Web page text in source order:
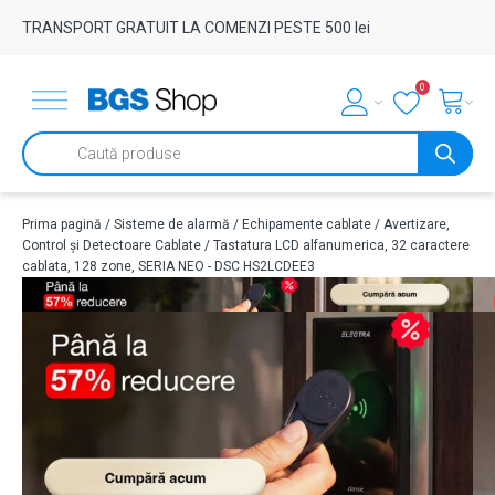
TRANSPORT GRATUIT LA COMENZI PESTE 500 lei
0
Products
search
Prima pagină / Sisteme de alarmă / Echipamente cablate / Avertizare,
Control și Detectoare Cablate / Tastatura LCD alfanumerica, 32 caractere
cablata, 128 zone, SERIA NEO - DSC HS2LCDEE3